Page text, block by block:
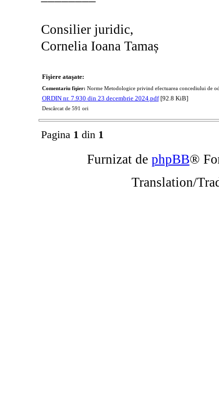
Consilier juridic,
Cornelia Ioana Tamaș
Fişiere ataşate:
Comentariu fişier: Norme Metodologice privind efectuarea concediului de
ORDIN nr. 7.930 din 23 decembrie 2024.pdf[92.8 KiB]
Descărcat de 591 ori
Pagina 1 din 1
Furnizat de phpBB®
Translation/